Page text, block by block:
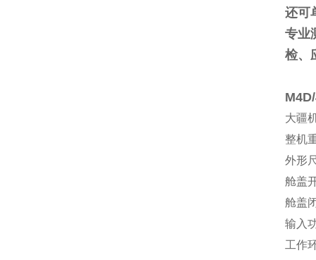
还可
专业
检、
大疆
整机
外形
舱盖
舱盖
输入
工作